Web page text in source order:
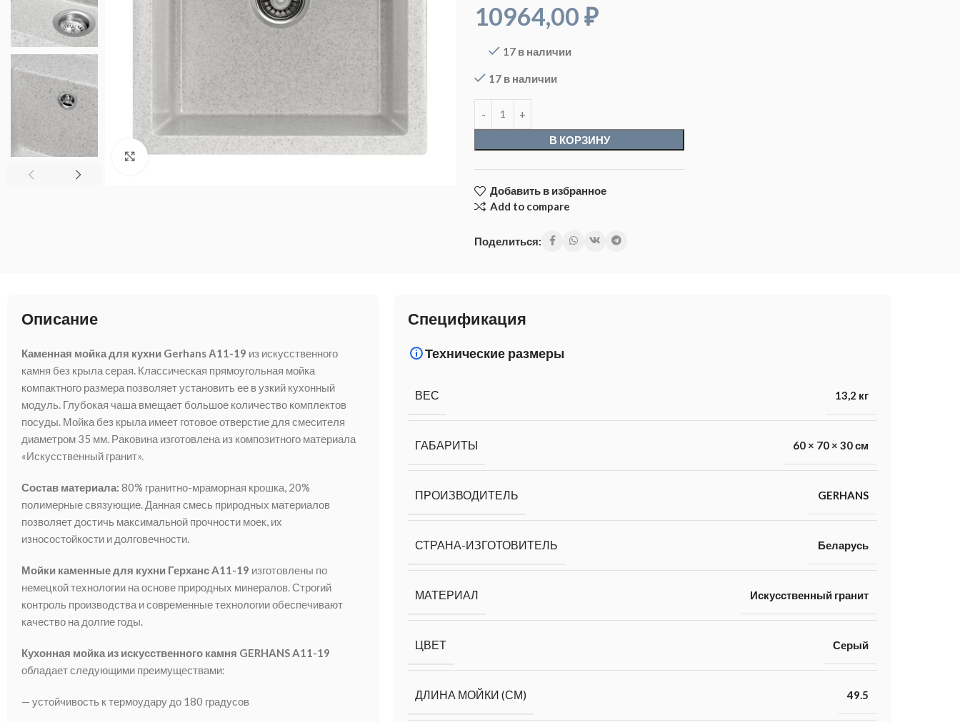
Нажмите, чтобы увеличить
10964,00₽
17 в наличии
17 в наличии
В КОРЗИНУ
Добавить в избранное
Add to compare
Поделиться:
Описание
Каменная мойка для кухни Gerhans А11-19 из искусственного
камня без крыла серая. Классическая прямоугольная мойка
компактного размера позволяет установить ее в узкий кухонный
модуль. Глубокая чаша вмещает большое количество комплектов
посуды. Мойка без крыла имеет готовое отверстие для смесителя
диаметром 35 мм. Раковина изготовлена из композитного материала
«Искусственный гранит».
Состав материала: 80% гранитно-мраморная крошка, 20%
полимерные связующие. Данная смесь природных материалов
позволяет достичь максимальной прочности моек, их
износостойкости и долговечности.
Мойки каменные для кухни Герханс A11-19 изготовлены по
немецкой технологии на основе природных минералов. Строгий
контроль производства и современные технологии обеспечивают
качество на долгие годы.
Кухонная мойка из искусственного камня GERHANS A11-19
обладает следующими преимуществами:
— устойчивость к термоудару до 180 градусов
Спецификация
Технические размеры
ВЕС 13,2 кг
ГАБАРИТЫ 60 × 70 × 30 см
ПРОИЗВОДИТЕЛЬ GERHANS
СТРАНА-ИЗГОТОВИТЕЛЬ Беларусь
МАТЕРИАЛ Искусственный гранит
ЦВЕТ Серый
ДЛИНА МОЙКИ (СМ) 49.5